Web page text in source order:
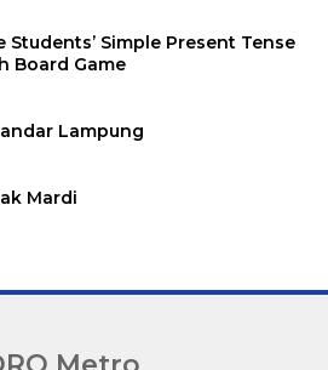
Students’ Simple Present Tense
Board Game
Lampung
Mardi